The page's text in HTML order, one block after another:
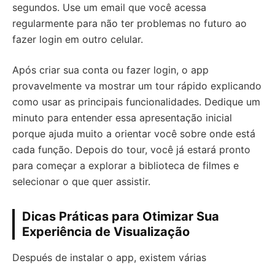
segundos. Use um email que você acessa
regularmente para não ter problemas no futuro ao
fazer login em outro celular.
Após criar sua conta ou fazer login, o app
provavelmente va mostrar um tour rápido explicando
como usar as principais funcionalidades. Dedique um
minuto para entender essa apresentação inicial
porque ajuda muito a orientar você sobre onde está
cada função. Depois do tour, você já estará pronto
para começar a explorar a biblioteca de filmes e
selecionar o que quer assistir.
Dicas Práticas para Otimizar Sua
Experiência de Visualização
Después de instalar o app, existem várias